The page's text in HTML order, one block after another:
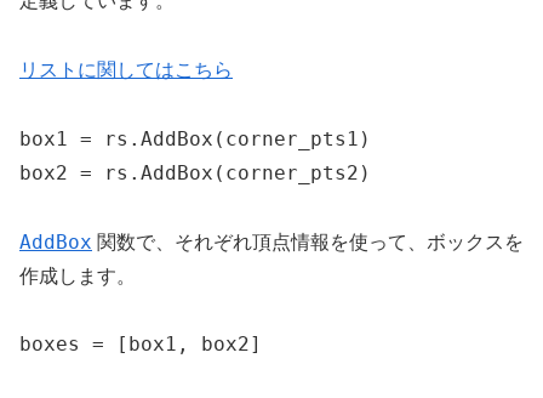
リストに関してはこちら
box1 = rs.AddBox(corner_pts1)
box2 = rs.AddBox(corner_pts2)
AddBox 関数で、それぞれ頂点情報を使って、ボックスを
作成します。
boxes = [box1, box2]